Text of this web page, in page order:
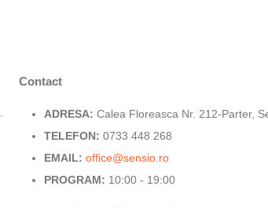
Contact
ADRESA: Calea Floreasca Nr. 212-Parter,
TELEFON: 0733 448 268
EMAIL: office@sensio.ro
PROGRAM: 10:00 - 19:00